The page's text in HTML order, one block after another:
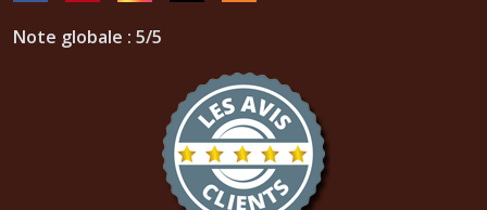
Note globale : 5/5